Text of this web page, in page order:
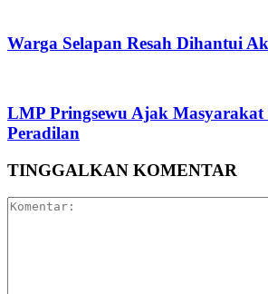
Warga Selapan Resah Dihantui
LMP Pringsewu Ajak Masyarakat
Peradilan
TINGGALKAN KOMENTAR